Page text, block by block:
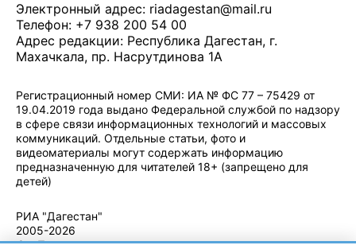
Электронный адрес: riadagestan@mail.ru
Телефон: +7 938 200 54 00
Адрес редакции: Республика Дагестан, г.
Махачкала, пр. Насрутдинова 1А
Регистрационный номер СМИ: ИА № ФС 77 – 75429 от
19.04.2019 года выдано Федеральной службой по надзору
в сфере связи информационных технологий и массовых
коммуникаций. Отдельные статьи, фото и
видеоматериалы могут содержать информацию
предназначенную для читателей 18+ (запрещено для
детей)
РИА "Дагестан"
2005-2026
© - Правила